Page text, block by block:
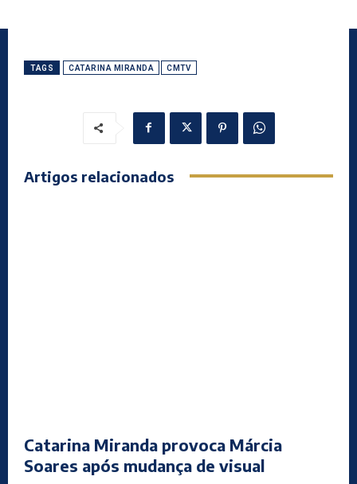
TAGS CATARINA MIRANDA CMTV
Artigos relacionados
Catarina Miranda provoca Márcia
Soares após mudança de visual